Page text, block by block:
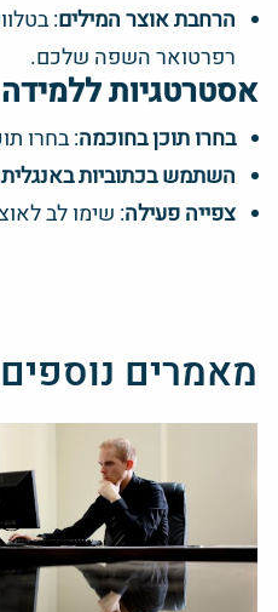
הרחבת אוצר המילים:
רפרטואר השפה שלכם.
אסטרטגיות
בחרו תוכן בחוכמה: בחרו
השתמש בכתוביות באנגלית
צפייה פעילה: שימו לב
מאמרים נוספים